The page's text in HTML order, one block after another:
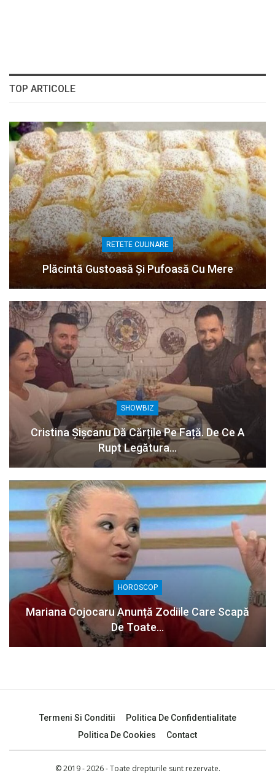
TOP ARTICOLE
RETETE CULINARE
Plăcintă Gustoasă Și Pufoasă Cu Mere
SHOWBIZ
Cristina Șișcanu Dă Cărțile Pe Față. De Ce A
Rupt Legătura…
HOROSCOP
Mariana Cojocaru Anunță Zodiile Care Scapă
De Toate…
Termeni Si Conditii
Politica De Confidentialitate
Politica De Cookies
Contact
© 2019 - 2026 - Toate drepturile sunt rezervate.